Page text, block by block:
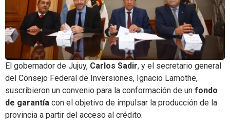
El gobernador de Jujuy, Carlos Sadir, y el secretario general
del Consejo Federal de Inversiones, Ignacio Lamothe,
suscribieron un convenio para la conformación de un fondo
de garantía con el objetivo de impulsar la producción de la
provincia a partir del acceso al crédito.